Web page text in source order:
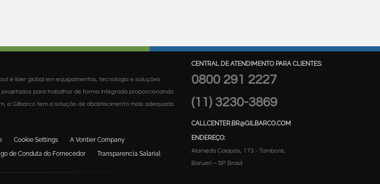
é líder global em equipamentos, tecnologia e soluções
para trabalhar de forma integrada proporcionando
a Gilbarco tem a solução de abastecimento mais adequada
Cookie Settings
A Vontier Company
de Conduta do Fornecedor Transparencia Salarial
CENTRAL DE ATENDIMENTO PARA CLIENTES:
0800 291 2227
(11) 3230-3869
CALLCENTER.BR@GILBARCO.COM
ENDEREÇO:
Alameda Caiapós, 173 - Tamboré,
Barueri – SP Brasil